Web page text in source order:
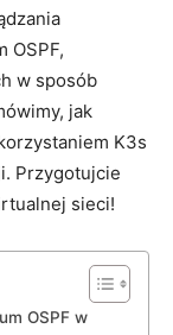
OSPF,
‌w sposób
jak
K3s
Przygotujcie
sieci!
OSPF w